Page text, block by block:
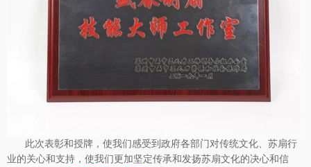
此次表彰和授牌，使我们感受到政府各部门对传统文化、苏扇行
业的关心和支持，使我们更加坚定传承和发扬苏扇文化的决心和信